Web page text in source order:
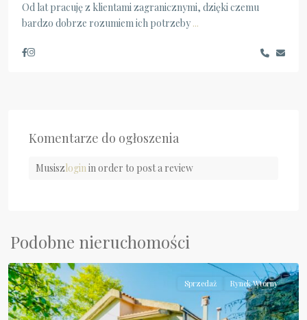
Od lat pracuję z klientami zagranicznymi, dzięki czemu
bardzo dobrze rozumiem ich potrzeby ...
Komentarze do ogłoszenia
Musiszloginin order to post a review
Podobne nieruchomości
Orsomarso
Sprzedaż Rynek Wtórny